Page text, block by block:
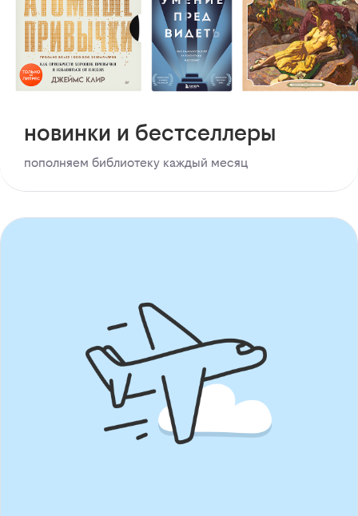
новинки и бестселлеры
пополняем библиотеку каждый месяц